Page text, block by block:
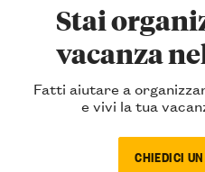
Stai
vacanza
Fatti aiutare a
e vivi la tua
CHIEDICI